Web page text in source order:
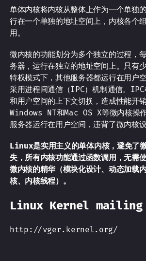
单体内核将内核从整体上作为一个单独
行在一个单独的地址空间上，内核各个
用。
微内核的功能划分为多个独立的过程，
务器，运行在独立的地址空间上。只有
特权模式下，其他服务器都运行在用户
采用进程间通信（IPC）机制通信。
和用户空间的上下文切换，造成性能开
Windows NT和Mac OS X等微内核操
服务器运行在用户空间，违背了微内核设
Linux是实用主义的单体内核，避免了
失，所有内核功能通过函数调用，无需
微内核的精华（模块化设计、动态加载
核、内核线程）。
Linux Kernel
http://vger.kernel.org/